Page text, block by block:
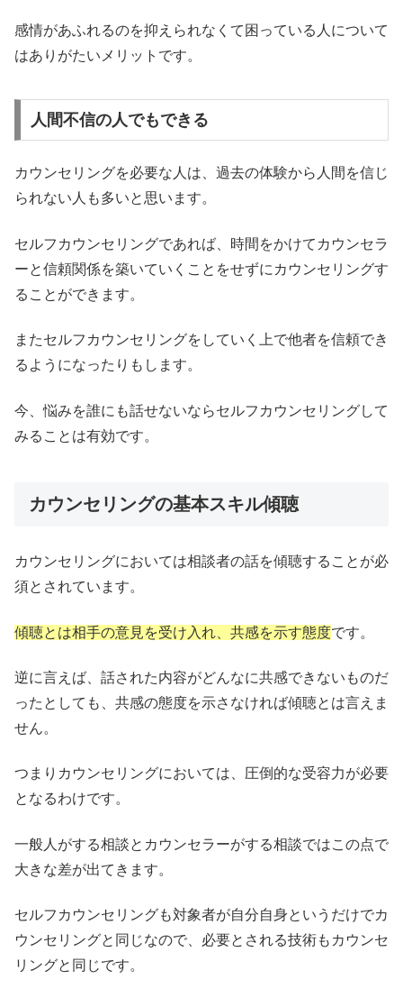
感情があふれるのを抑えられなくて困っている人について
はありがたいメリットです。
人間不信の人でもできる
カウンセリングを必要な人は、過去の体験から人間を信じ
られない人も多いと思います。
セルフカウンセリングであれば、時間をかけてカウンセラ
ーと信頼関係を築いていくことをせずにカウンセリングす
ることができます。
またセルフカウンセリングをしていく上で他者を信頼でき
るようになったりもします。
今、悩みを誰にも話せないならセルフカウンセリングして
みることは有効です。
カウンセリングの基本スキル傾聴
カウンセリングにおいては相談者の話を傾聴することが必
須とされています。
傾聴とは相手の意見を受け入れ、共感を示す態度です。
逆に言えば、話された内容がどんなに共感できないものだ
ったとしても、共感の態度を示さなければ傾聴とは言えま
せん。
つまりカウンセリングにおいては、圧倒的な受容力が必要
となるわけです。
一般人がする相談とカウンセラーがする相談ではこの点で
大きな差が出てきます。
セルフカウンセリングも対象者が自分自身というだけでカ
ウンセリングと同じなので、必要とされる技術もカウンセ
リングと同じです。